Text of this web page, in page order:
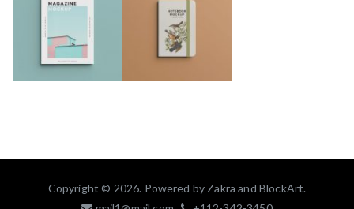
Copyright © 2026. Powered by Zakra and BlockArt.